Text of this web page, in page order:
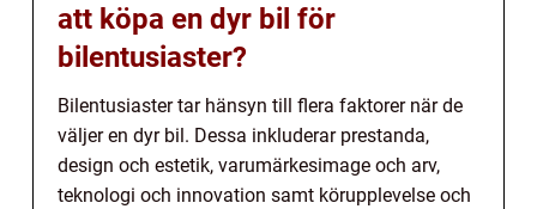
att köpa en dyr bil för
bilentusiaster?
Bilentusiaster tar hänsyn till flera faktorer när de
väljer en dyr bil. Dessa inkluderar prestanda,
design och estetik, varumärkesimage och arv,
teknologi och innovation samt körupplevelse och